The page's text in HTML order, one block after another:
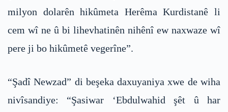
milyon dolarên hikûmeta Herêma Kurdistanê li
cem wî ne û bi lihevhatinên nihênî ew naxwaze wî
pere ji bo hikûmetê vegerîne”.
“Şadî Newzad” di beşeka daxuyaniya xwe de wiha
nivîsandiye: “Şasiwar ‘Ebdulwahid şêt û har